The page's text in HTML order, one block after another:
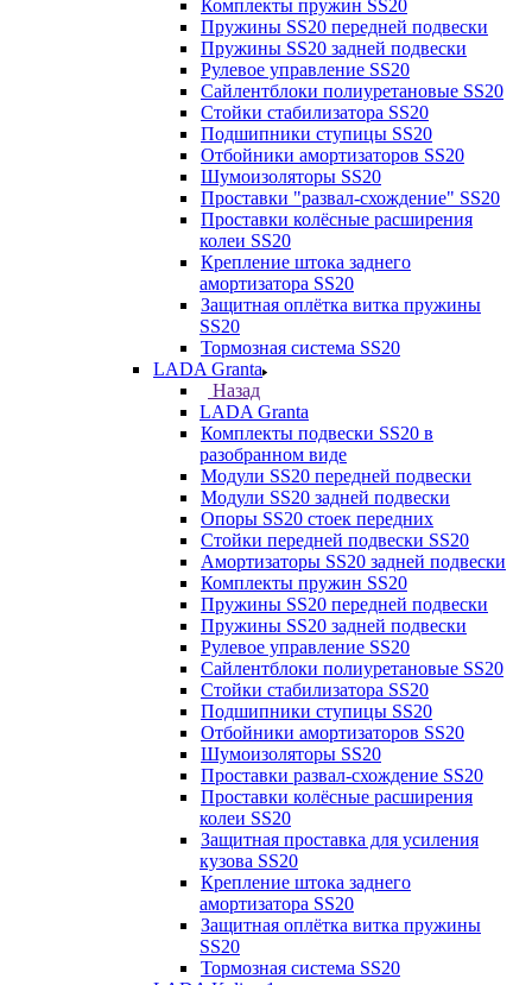
Комплекты пружин SS20
Пружины SS20 передней подвески
Пружины SS20 задней подвески
Рулевое управление SS20
Сайлентблоки полиуретановые SS20
Стойки стабилизатора SS20
Подшипники ступицы SS20
Отбойники амортизаторов SS20
Шумоизоляторы SS20
Проставки "развал-схождение" SS20
Проставки колёсные расширения
колеи SS20
Крепление штока заднего
амортизатора SS20
Защитная оплётка витка пружины
SS20
Тормозная система SS20
LADA Granta
Назад
LADA Granta
Комплекты подвески SS20 в
разобранном виде
Модули SS20 передней подвески
Модули SS20 задней подвески
Опоры SS20 стоек передних
Стойки передней подвески SS20
Амортизаторы SS20 задней подвески
Комплекты пружин SS20
Пружины SS20 передней подвески
Пружины SS20 задней подвески
Рулевое управление SS20
Сайлентблоки полиуретановые SS20
Стойки стабилизатора SS20
Подшипники ступицы SS20
Отбойники амортизаторов SS20
Шумоизоляторы SS20
Проставки развал-схождение SS20
Проставки колёсные расширения
колеи SS20
Защитная проставка для усиления
кузова SS20
Крепление штока заднего
амортизатора SS20
Защитная оплётка витка пружины
SS20
Тормозная система SS20